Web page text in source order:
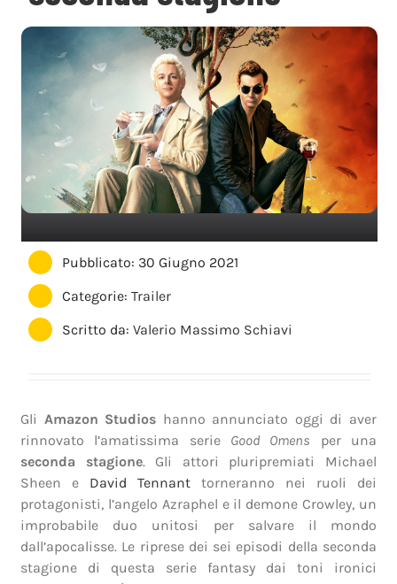
Pubblicato: 30 Giugno 2021
Categorie:Trailer
Scritto da:Valerio Massimo Schiavi
Gli Amazon Studios hanno annunciato oggi di aver
rinnovato l’amatissima serie Good Omens per una
seconda stagione. Gli attori pluripremiati Michael
Sheen e David Tennant torneranno nei ruoli dei
protagonisti, l’angelo Azraphel e il demone Crowley, un
improbabile duo unitosi per salvare il mondo
dall’apocalisse. Le riprese dei sei episodi della seconda
stagione di questa serie fantasy dai toni ironici